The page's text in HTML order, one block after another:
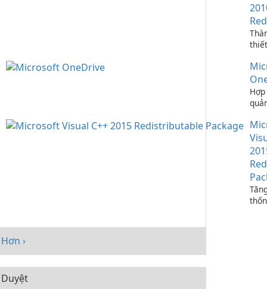
C++
Hơn ›
Duyệt